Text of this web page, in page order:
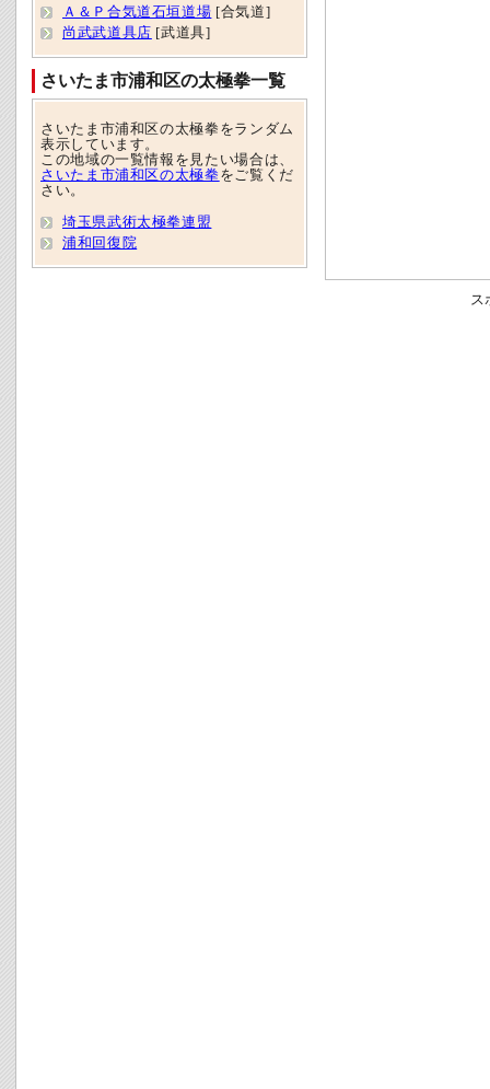
ス
Ａ＆Ｐ合気道石垣道場 [合気道]
尚武武道具店 [武道具]
さいたま市浦和区の太極拳一覧
さいたま市浦和区の太極拳をランダム
表示しています。
この地域の一覧情報を見たい場合は、
さいたま市浦和区の太極拳 をご覧くだ
さい。
埼玉県武術太極拳連盟
浦和回復院